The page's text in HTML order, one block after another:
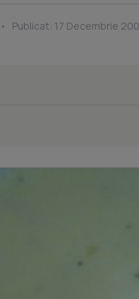
Publicat: 17 Decembrie